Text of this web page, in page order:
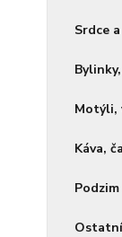
Srdce
Motýli,
Káva,
Podzim
Ostatní